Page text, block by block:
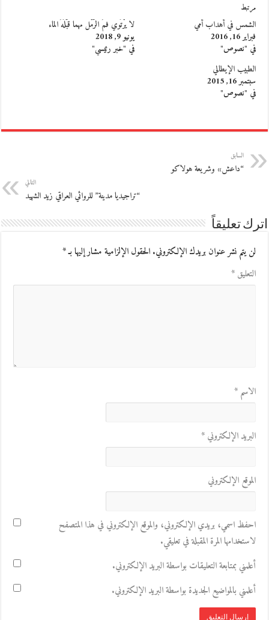
مرتبط
الشمس في أهداب أمي
فبراير 16, 2016
في "نصوص"
لا يرْتَوي فمُ الرّمْل مهما قبّلَهُ الماء
يونيو 9, 2018
في "خبر رئيسي"
الطبيب الإيطالي
سبتمبر 16, 2015
في "نصوص"
السابق
“داعش» وشريعة هولاكو
التالي
“تراجيديا مدينة” للروائي العراقي زيد الشهيد
اترك تعليقاً
لن يتم نشر عنوان بريدك الإلكتروني.الحقول الإلزامية مشار إليها بـ*
التعليق*
الاسم*
البريد الإلكتروني*
الموقع الإلكتروني
احفظ اسمي، بريدي الإلكتروني، والموقع الإلكتروني في هذا المتصفح
لاستخدامها المرة المقبلة في تعليقي.
أعلمني بمتابعة التعليقات بواسطة البريد الإلكتروني.
أعلمني بالمواضيع الجديدة بواسطة البريد الإلكتروني.